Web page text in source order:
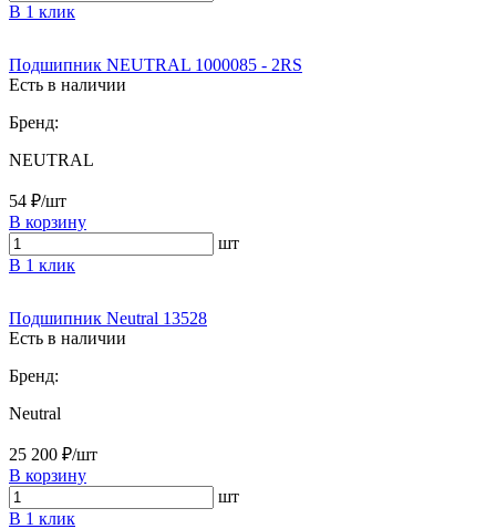
В 1 клик
Подшипник NEUTRAL 1000085 - 2RS
Есть в наличии
Бренд:
NEUTRAL
54 ₽/шт
В корзину
шт
В 1 клик
Подшипник Neutral 13528
Есть в наличии
Бренд:
Neutral
25 200 ₽/шт
В корзину
шт
В 1 клик